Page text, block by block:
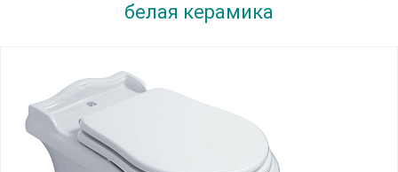
белая керамика